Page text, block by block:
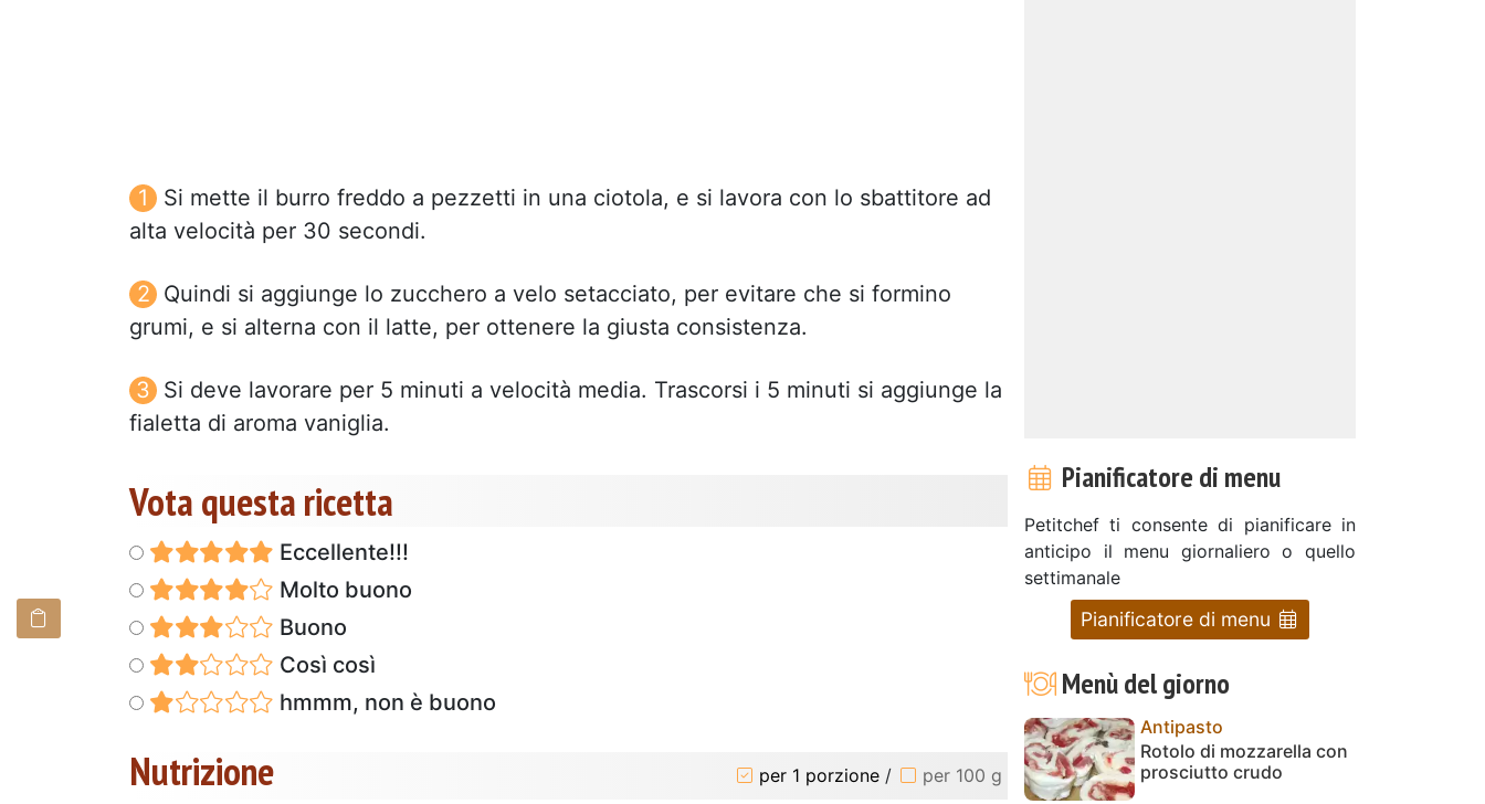
Si mette il burro freddo a pezzetti in una ciotola, e si lavora con lo sbattitore ad
alta velocità per 30 secondi.
Quindi si aggiunge lo zucchero a velo setacciato, per evitare che si formino
grumi, e si alterna con il latte, per ottenere la giusta consistenza.
Si deve lavorare per 5 minuti a velocità media. Trascorsi i 5 minuti si aggiunge la
fialetta di aroma vaniglia.
Vota questa ricetta
Eccellente!!!
Molto buono
Buono
Così così
hmmm, non è buono
Nutrizione per 1 porzione / per 100 g
Pianificatore di menu
Petitchef ti consente di pianificare in
anticipo il menu giornaliero o quello
settimanale
Pianificatore di menu
Menù del giorno
Antipasto
Rotolo di mozzarella con
prosciutto crudo